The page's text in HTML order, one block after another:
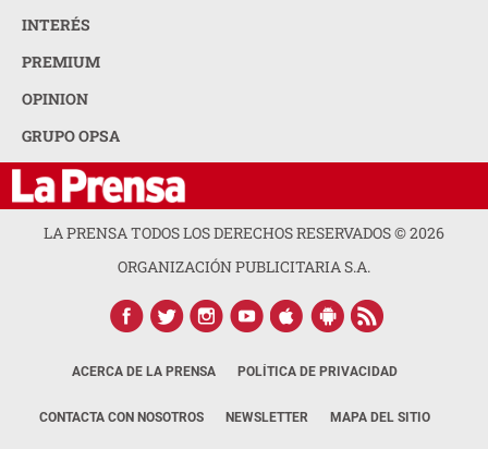
INTERÉS
PREMIUM
OPINION
GRUPO OPSA
LA PRENSA TODOS LOS DERECHOS RESERVADOS ©2026
ORGANIZACIÓN PUBLICITARIA S.A.
ACERCA DE LA PRENSA POLÍTICA DE PRIVACIDAD
CONTACTA CON NOSOTROS NEWSLETTER MAPA DEL SITIO